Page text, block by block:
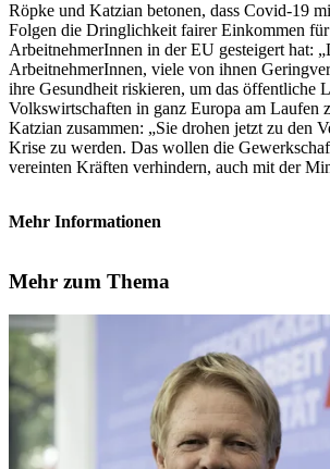
Röpke und Katzian betonen, dass Covid-19
Folgen die Dringlichkeit fairer Einkommen
ArbeitnehmerInnen in der EU gesteigert hat:
ArbeitnehmerInnen, viele von ihnen
ihre Gesundheit riskieren, um das öffentliche
Volkswirtschaften in ganz Europa am Laufen
Katzian zusammen: „Sie drohen jetzt zu den
Krise zu werden. Das wollen die
vereinten Kräften verhindern, auch mit der
Mehr Informationen
Mehr zum Thema